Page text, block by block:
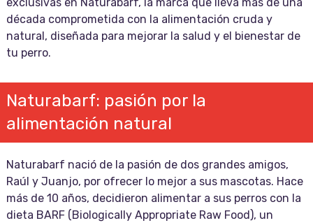
exclusivas en Naturabarf, la marca que lleva más de una
década comprometida con la alimentación cruda y
natural, diseñada para mejorar la salud y el bienestar de
tu perro.
Naturabarf: pasión por la
alimentación natural
Naturabarf nació de la pasión de dos grandes amigos,
Raúl y Juanjo, por ofrecer lo mejor a sus mascotas. Hace
más de 10 años, decidieron alimentar a sus perros con la
dieta BARF (Biologically Appropriate Raw Food), un